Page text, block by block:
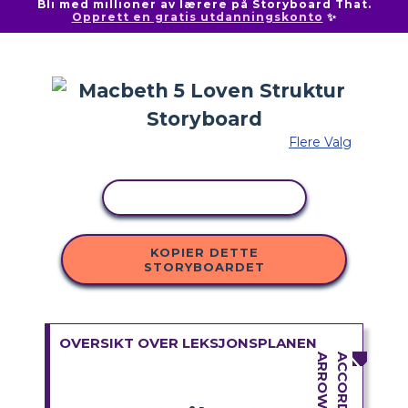
Bli med millioner av lærere på Storyboard That.
Opprett en gratis utdanningskonto ✨
Flere Valg
KOPIER DETTE
STORYBOARDET
OVERSIKT OVER LEKSJONSPLANEN